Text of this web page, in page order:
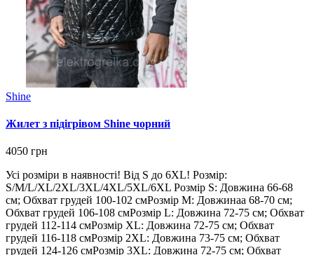
Shine
Жилет з підігрівом Shine чорний
4050 грн
Усі розміри в наявності! Від S до 6XL! Розмір:
S/M/L/XL/2XL/3XL/4XL/5XL/6XL Розмір S: Довжина 66-68
см; Обхват грудей 100-102 смРозмір M: Довжинаа 68-70 см;
Обхват грудей 106-108 смРозмір L: Довжина 72-75 см; Обхват
грудей 112-114 смРозмір XL: Довжина 72-75 см; Обхват
грудей 116-118 смРозмір 2XL: Довжина 73-75 см; Обхват
грудей 124-126 смРозмір 3XL: Довжина 72-75 см; Обхват